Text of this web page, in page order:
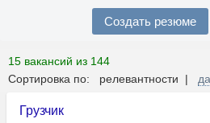
Создать резюме
15 вакансий из 144
Сортировка по: релевантности |
Грузчик